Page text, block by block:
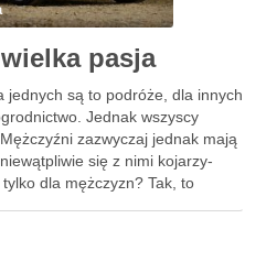
pasja
jednych są to podróże, dla innych
Jednak wszyscy
zazwyczaj jednak mają
się z nimi kojarzy-
dla mężczyzn? Tak, to